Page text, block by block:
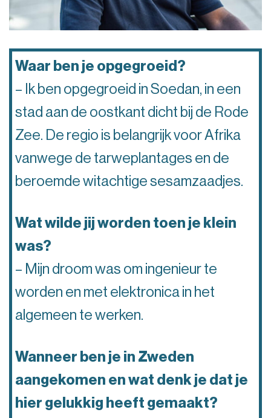
Waar ben je opgegroeid?
– Ik ben opgegroeid in Soedan, in een
stad aan de oostkant dicht bij de Rode
Zee. De regio is belangrijk voor Afrika
vanwege de tarweplantages en de
beroemde witachtige sesamzaadjes.
Wat wilde jij worden toen je klein
was?
– Mijn droom was om ingenieur te
worden en met elektronica in het
algemeen te werken.
Wanneer ben je in Zweden
aangekomen en wat denk je dat je
hier gelukkig heeft gemaakt?